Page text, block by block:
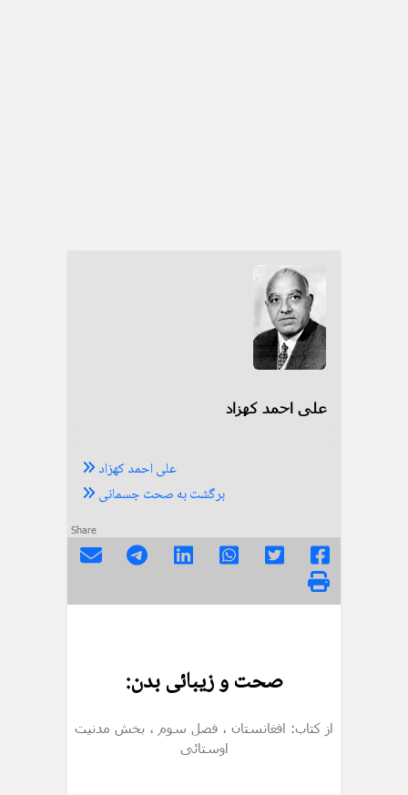
علی احمد کهزاد
علی احمد کهزاد
برگشت به صحت جسمانی
Share
صحت و زیبائی بدن:
از کتاب: افغانستان ، فصل سوم ، بخش مدنیت
اوستائی